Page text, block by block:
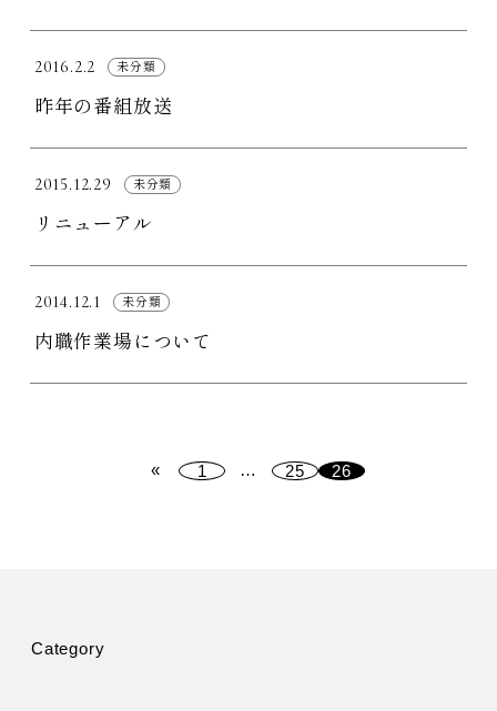
2016.2.2 未分類
昨年の番組放送
2015.12.29 未分類
リニューアル
2014.12.1 未分類
内職作業場について
« 1 … 25 26
Category